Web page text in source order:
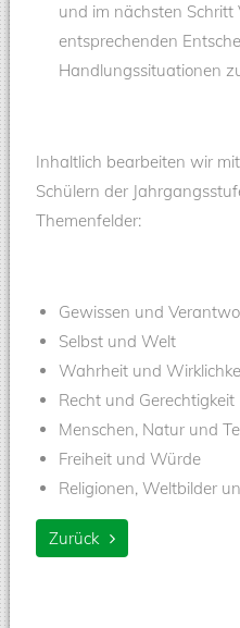
und im nächsten
entsprechenden
Handlungssituationen
Inhaltlich bearbeiten wir
Schülern der
Themenfelder:
Gewissen und
Selbst und Welt
Wahrheit und
Recht und Gerechtigkeit
Menschen, Natur und
Freiheit und Würde
Religionen, Weltbilder
Zurück